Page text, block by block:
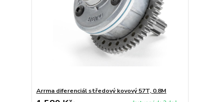
Arrma diferenciál středový kovový 57T, 0.8M